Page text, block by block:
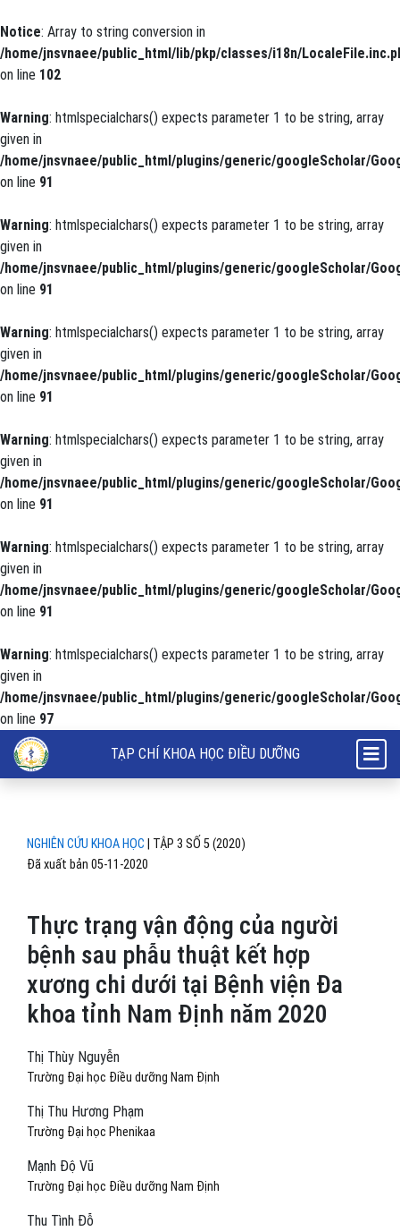
Notice: Array to string conversion in
/home/jnsvnaee/public_html/lib/pkp/classes/i18n/
on line 102
Warning: htmlspecialchars() expects parameter 1 to be string, array
given in
/home/jnsvnaee/public_html/plugins/generic/googleScholar/
on line 91
Warning: htmlspecialchars() expects parameter 1 to be string, array
given in
/home/jnsvnaee/public_html/plugins/generic/googleScholar/
on line 91
Warning: htmlspecialchars() expects parameter 1 to be string, array
given in
/home/jnsvnaee/public_html/plugins/generic/googleScholar/
on line 91
Warning: htmlspecialchars() expects parameter 1 to be string, array
given in
/home/jnsvnaee/public_html/plugins/generic/googleScholar/
on line 91
Warning: htmlspecialchars() expects parameter 1 to be string, array
given in
/home/jnsvnaee/public_html/plugins/generic/googleScholar/
on line 91
Warning: htmlspecialchars() expects parameter 1 to be string, array
given in
/home/jnsvnaee/public_html/plugins/generic/googleScholar/
on line 97
Thực trạng vận động của người bệnh sau phẫu thuật kết hợp xương
TẠP CHÍ KHOA HỌC ĐIỀU DƯỠNG
NGHIÊN CỨU KHOA HỌC TẬP 3 SỐ 5 (2020)
Thực trạng vận động của người
bệnh sau phẫu thuật kết hợp
xương chi dưới tại Bệnh viện Đa
khoa tỉnh Nam Định năm 2020
Đã xuất bản 05-11-2020
Thị Thùy Nguyễn
Trường Đại học Điều dưỡng Nam Định
Thị Thu Hương Phạm
Trường Đại học Phenikaa
Mạnh Độ Vũ
Trường Đại học Điều dưỡng Nam Định
Thu Tình Đỗ